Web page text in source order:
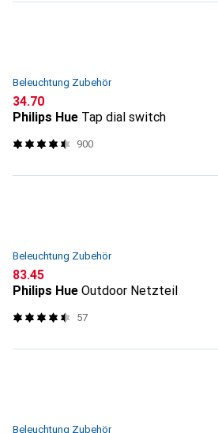
Beleuchtung Zubehör
CHF
34.70
Philips Hue Tap dial switch
900
Beleuchtung Zubehör
CHF
83.45
Philips Hue Outdoor Netzteil
57
Beleuchtung Zubehör